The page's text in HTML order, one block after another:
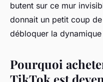
butent sur ce mur
donnait un petit coup
débloquer la dynamique
Pourquoi